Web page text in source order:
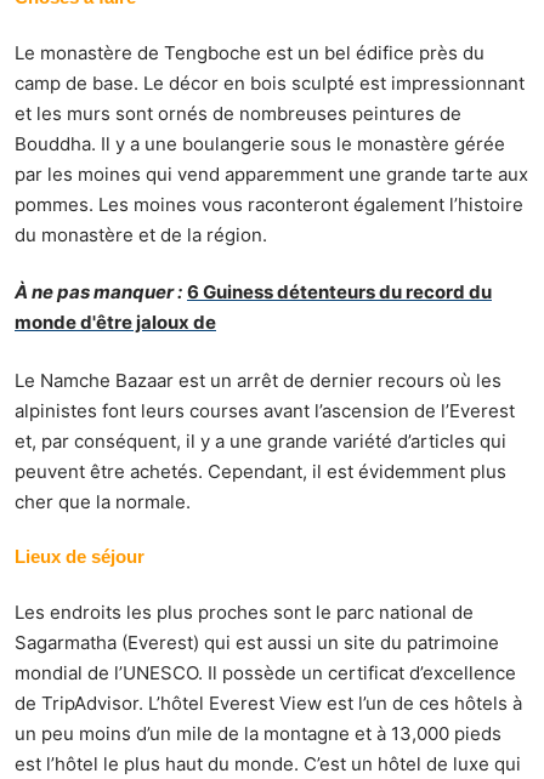
Le monastère de Tengboche est un bel édifice près du
camp de base. Le décor en bois sculpté est impressionnant
et les murs sont ornés de nombreuses peintures de
Bouddha. Il y a une boulangerie sous le monastère gérée
par les moines qui vend apparemment une grande tarte aux
pommes. Les moines vous raconteront également l’histoire
du monastère et de la région.
À ne pas manquer : 6 Guiness détenteurs du record du
monde d'être jaloux de
Le Namche Bazaar est un arrêt de dernier recours où les
alpinistes font leurs courses avant l’ascension de l’Everest
et, par conséquent, il y a une grande variété d’articles qui
peuvent être achetés. Cependant, il est évidemment plus
cher que la normale.
Lieux de séjour
Les endroits les plus proches sont le parc national de
Sagarmatha (Everest) qui est aussi un site du patrimoine
mondial de l’UNESCO. Il possède un certificat d’excellence
de TripAdvisor. L’hôtel Everest View est l’un de ces hôtels à
un peu moins d’un mile de la montagne et à 13,000 pieds
est l’hôtel le plus haut du monde. C’est un hôtel de luxe qui